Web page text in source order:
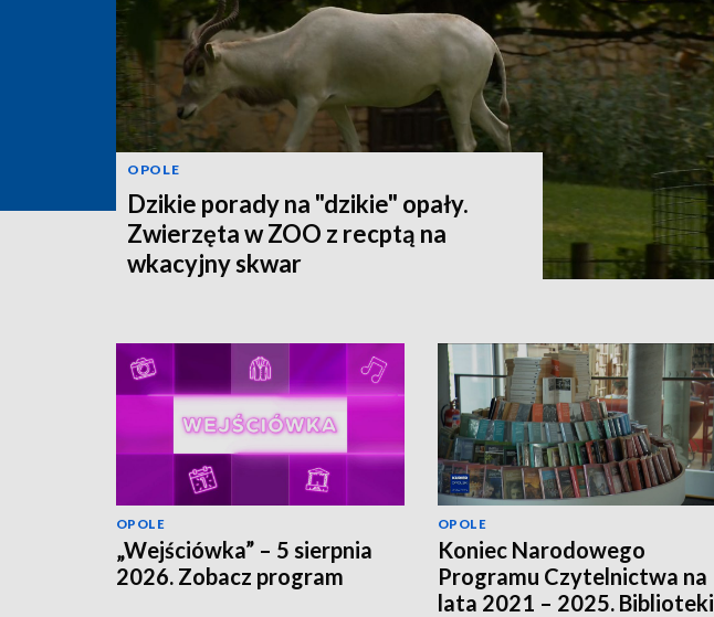
OPOLE
Dzikie porady na "dzikie" opały.
Zwierzęta w ZOO z recptą na
wkacyjny skwar
OPOLE
„Wejściówka” – 5 sierpnia
2026. Zobacz program
OPOLE
Koniec Narodowego
Programu Czytelnictwa na
lata 2021 – 2025. Biblioteki